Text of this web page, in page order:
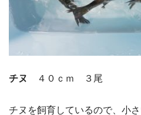
チヌ ４０ｃｍ ３尾
チヌを飼育しているので、小